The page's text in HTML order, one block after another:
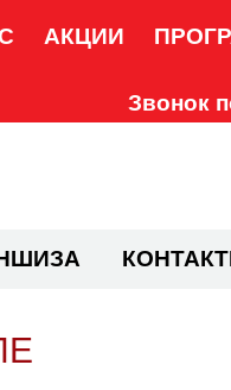
АКЦИИ
Звонок